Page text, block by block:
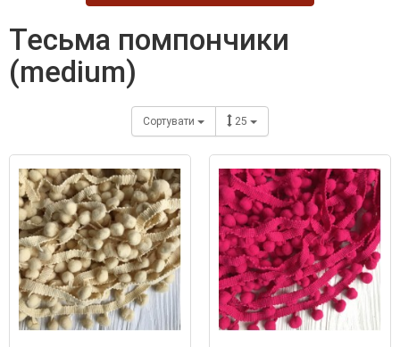
тесьма помпончики
(medium)
Сортувати 25